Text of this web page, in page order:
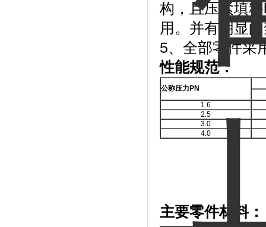
构，且压紧填
用。并有明显
5、全部零件采
性能规范：
公称压力 PN
1.6
2.5
3.0
4.0
主要零件材料：